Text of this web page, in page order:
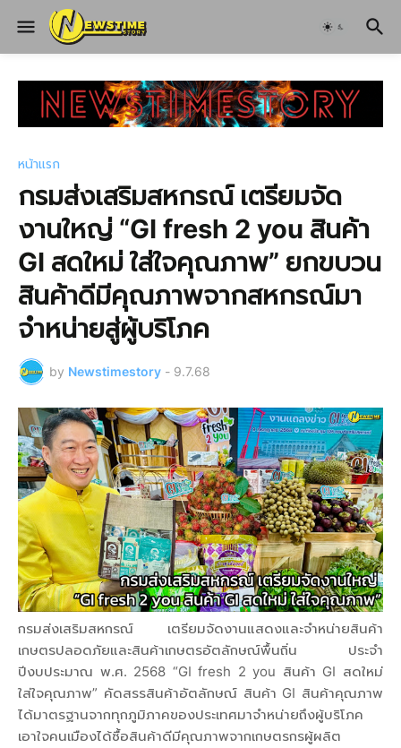
หน้าแรก
กรมส่งเสริมสหกรณ์ เตรียมจัด
งานใหญ่ “GI fresh 2 you สินค้า
GI สดใหม่ ใส่ใจคุณภาพ” ยกขบวน
สินค้าดีมีคุณภาพจากสหกรณ์มา
จำหน่ายสู่ผู้บริโภค
by Newstimestory - 9.7.68
กรมส่งเสริมสหกรณ์ เตรียมจัดงานแสดงและจำหน่ายสินค้า
เกษตรปลอดภัยและสินค้าเกษตรอัตลักษณ์พื้นถิ่น ประจำ
ปีงบประมาณ พ.ศ. 2568 “GI fresh 2 you สินค้า GI สดใหม่
ใส่ใจคุณภาพ” คัดสรรสินค้าอัตลักษณ์ สินค้า GI สินค้าคุณภาพ
ได้มาตรฐานจากทุกภูมิภาคของประเทศมาจำหน่ายถึงผู้บริโภค
เอาใจคนเมืองได้ซื้อสินค้าดีมีคุณภาพจากเกษตรกรผู้ผลิต